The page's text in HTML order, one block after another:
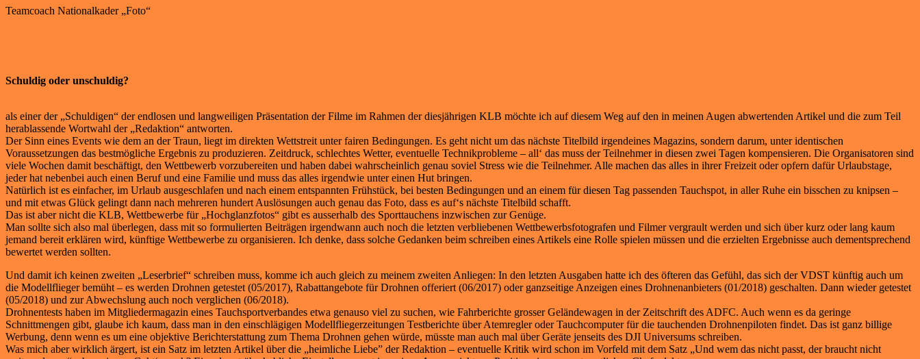
Teamcoach Nationalkader „Foto“
Schuldig oder unschuldig?
als einer der „Schuldigen“ der endlosen und langweiligen Präsentation der Filme im Rahmen der diesjährigen KLB möchte ich auf diesem Weg auf den in meinen Augen abwertenden Artikel und die zum Teil
herablassende Wortwahl der „Redaktion“ antworten.
Der Sinn eines Events wie dem an der Traun, liegt im direkten Wettstreit unter fairen Bedingungen. Es geht nicht um das nächste Titelbild irgendeines Magazins, sondern darum, unter identischen
Voraussetzungen das bestmögliche Ergebnis zu produzieren. Zeitdruck, schlechtes Wetter, eventuelle Technikprobleme – all‘ das muss der Teilnehmer in diesen zwei Tagen kompensieren. Die Organisatoren sind
viele Wochen damit beschäftigt, den Wettbewerb vorzubereiten und haben dabei wahrscheinlich genau soviel Stress wie die Teilnehmer. Alle machen das alles in ihrer Freizeit oder opfern dafür Urlaubstage,
jeder hat nebenbei auch einen Beruf und eine Familie und muss das alles irgendwie unter einen Hut bringen.
Natürlich ist es einfacher, im Urlaub ausgeschlafen und nach einem entspannten Frühstück, bei besten Bedingungen und an einem für diesen Tag passenden Tauchspot, in aller Ruhe ein bisschen zu knipsen –
und mit etwas Glück gelingt dann nach mehreren hundert Auslösungen auch genau das Foto, dass es auf‘s nächste Titelbild schafft.
Das ist aber nicht die KLB, Wettbewerbe für „Hochglanzfotos“ gibt es ausserhalb des Sporttauchens inzwischen zur Genüge.
Man sollte sich also mal überlegen, dass mit so formulierten Beiträgen irgendwann auch noch die letzten verbliebenen Wettbewerbsfotografen und Filmer vergrault werden und sich über kurz oder lang kaum
jemand bereit erklären wird, künftige Wettbewerbe zu organisieren. Ich denke, dass solche Gedanken beim schreiben eines Artikels eine Rolle spielen müssen und die erzielten Ergebnisse auch dementsprechend
bewertet werden sollten.
Und damit ich keinen zweiten „Leserbrief“ schreiben muss, komme ich auch gleich zu meinem zweiten Anliegen: In den letzten Ausgaben hatte ich des öfteren das Gefühl, das sich der VDST künftig auch um
die Modellflieger bemüht – es werden Drohnen getestet (05/2017), Rabattangebote für Drohnen offeriert (06/2017) oder ganzseitige Anzeigen eines Drohnenanbieters (01/2018) geschalten. Dann wieder getestet
(05/2018) und zur Abwechslung auch noch verglichen (06/2018).
Drohnentests haben im Mitgliedermagazin eines Tauchsportverbandes etwa genauso viel zu suchen, wie Fahrberichte grosser Geländewagen in der Zeitschrift des ADFC. Auch wenn es da geringe
Schnittmengen gibt, glaube ich kaum, dass man in den einschlägigen Modellfliegerzeitungen Testberichte über Atemregler oder Tauchcomputer für die tauchenden Drohnenpiloten findet. Das ist ganz billige
Werbung, denn wenn es um eine objektive Berichterstattung zum Thema Drohnen gehen würde, müsste man auch mal über Geräte jenseits des DJI Universums schreiben.
Was mich aber wirklich ärgert, ist ein Satz im letzten Artikel über die „heimliche Liebe” der Redaktion – eventuelle Kritik wird schon im Vorfeld mit dem Satz „Und wem das nicht passt, der braucht nicht